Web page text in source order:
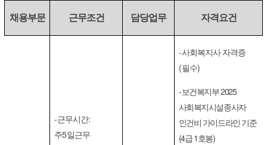
채용부문 근무조건 담당업무 자격요건
-근무시간:
주5일근무
-사회복지사 자격증
(필수)
-보건복지부2025
사회복지시설종사자
인건비 가이드라인 기준
(4급 1 호봉)